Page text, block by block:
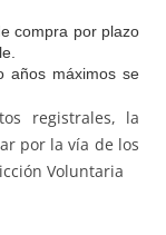
compra por plazo
años máximos se
registrales, la
por la vía de los
Voluntaria